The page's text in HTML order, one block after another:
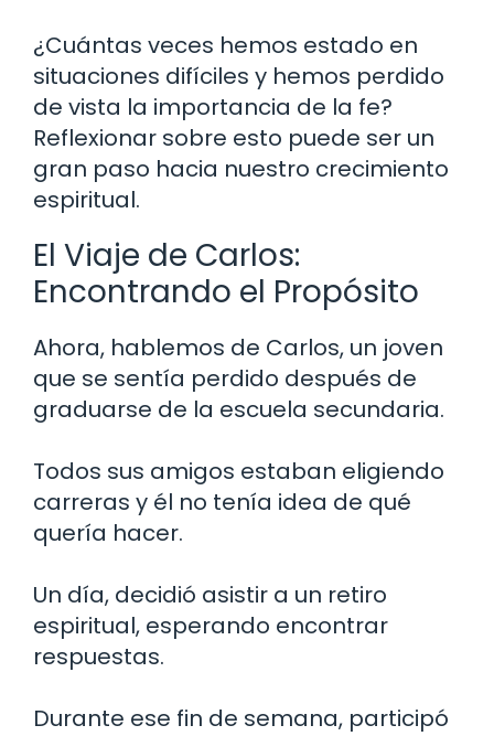
¿Cuántas veces hemos estado en
situaciones difíciles y hemos perdido
de vista la importancia de la fe?
Reflexionar sobre esto puede ser un
gran paso hacia nuestro crecimiento
espiritual.
El Viaje de Carlos:
Encontrando el Propósito
Ahora, hablemos de Carlos, un joven
que se sentía perdido después de
graduarse de la escuela secundaria.
Todos sus amigos estaban eligiendo
carreras y él no tenía idea de qué
quería hacer.
Un día, decidió asistir a un retiro
espiritual, esperando encontrar
respuestas.
Durante ese fin de semana, participó